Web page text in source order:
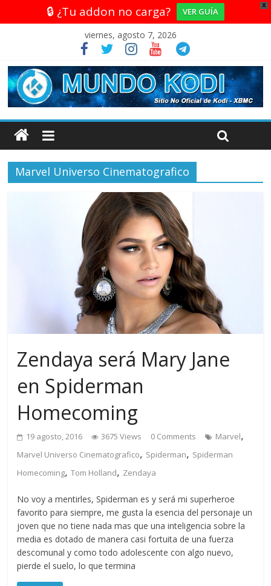
X
🔒 ¿Tu addon no carga? VER GUÍA
viernes, agosto 7, 2026
Marvel Universo Cinematografico
Zendaya será Mary Jane
en Spiderman
Homecoming
19 agosto, 2016 3675 Views 0 Comments Marvel,
Marvel Universo Cinematografico, Spiderman, Spiderman
Homecoming,Tom Holland, Zendaya
No voy a mentirles, Spiderman es y será mi superheroe
favorito para siempre, me gusta la esencia del personaje un
joven que no tiene nada mas que una inteligencia sobre la
media es dotado de manera casi fortuita de una fuerza
descomunal y como todo adolescente con algo nuevo,
pierde el suelo, lo que termina